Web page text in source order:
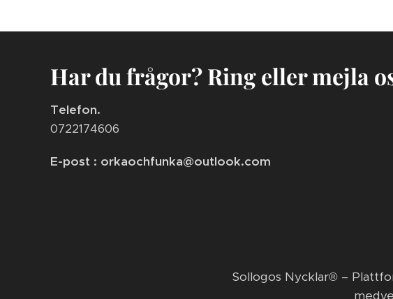
Har du frågor? Ring eller mejla
Telefon.
0722174606
E-post : orkaochfunka@outlook.com
​Sollogos Nycklar® –